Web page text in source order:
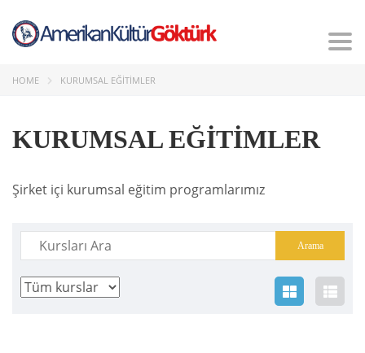
HOME KURUMSAL EĞITIMLER
KURUMSAL EĞITIMLER
Şirket içi kurumsal eğitim programlarımız